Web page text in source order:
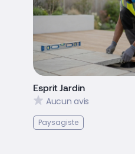
Esprit Jardin
Aucun avis
Paysagiste